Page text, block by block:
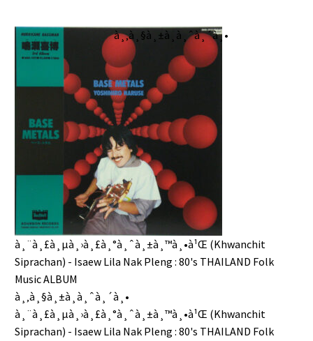
à¸‚à¸§à¸±à¸à¸ˆà¸´à¸•
à¸¨à¸£à¸µà¸›à¸£à¸°à¸ˆà¸±à¸™à¸•à¹Œ (Khwanchit
Siprachan) - Isaew Lila Nak Pleng : 80's THAILAND Folk
Music ALBUM
à¸‚à¸§à¸±à¸à¸ˆà¸´à¸•
à¸¨à¸£à¸µà¸›à¸£à¸°à¸ˆà¸±à¸™à¸•à¹Œ (Khwanchit
Siprachan) - Isaew Lila Nak Pleng : 80's THAILAND Folk